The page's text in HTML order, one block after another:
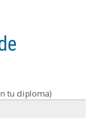
tu diploma)